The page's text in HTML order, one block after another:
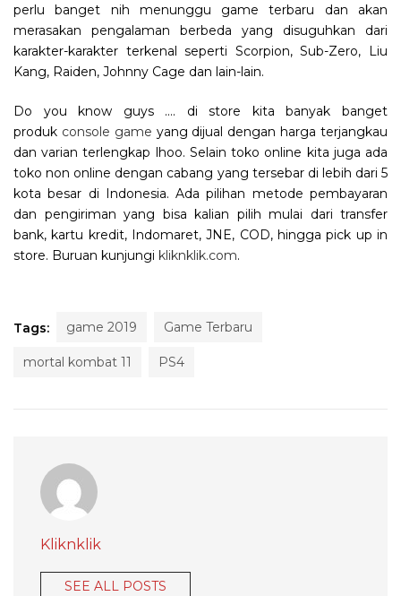
perlu banget nih menunggu game terbaru dan akan
merasakan pengalaman berbeda yang disuguhkan dari
karakter-karakter terkenal seperti Scorpion, Sub-Zero, Liu
Kang, Raiden, Johnny Cage dan lain-lain.
Do you know guys …. di store kita banyak banget
produk console game yang dijual dengan harga terjangkau
dan varian terlengkap lhoo. Selain toko online kita juga ada
toko non online dengan cabang yang tersebar di lebih dari 5
kota besar di Indonesia. Ada pilihan metode pembayaran
dan pengiriman yang bisa kalian pilih mulai dari transfer
bank, kartu kredit, Indomaret, JNE, COD, hingga pick up in
store. Buruan kunjungi kliknklik.com.
Tags: game 2019 Game Terbaru
mortal kombat 11 PS4
Kliknklik
SEE ALL POSTS